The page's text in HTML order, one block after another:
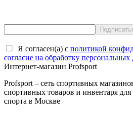
Я согласен(a) с политикой
согласие на обработку
Интернет-магазин Profsport
Profsport – сеть спортивных
спортивных товаров и инвентаря
спорта в Москве